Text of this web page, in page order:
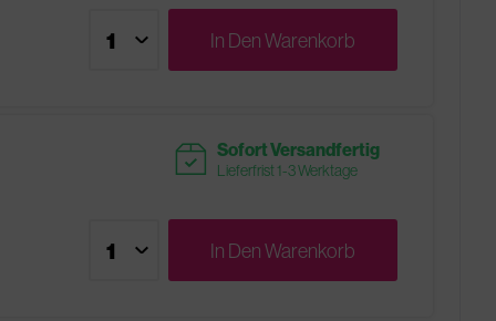
In DenWarenkorb
readytoship Sofort Versandfertig
Lieferfrist 1-3 Werktage
In DenWarenkorb